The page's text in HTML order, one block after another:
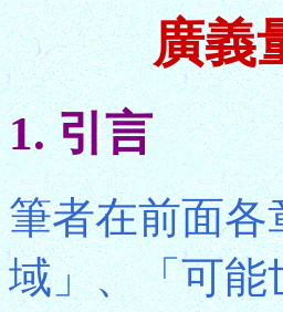
廣義
1. 引言
筆者在前面各
域」、「可能